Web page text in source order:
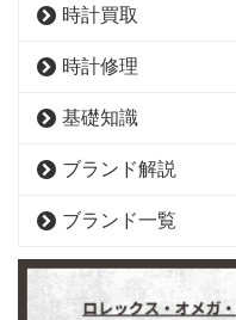
時計買取
時計修理
基礎知識
ブランド解説
ブランド一覧